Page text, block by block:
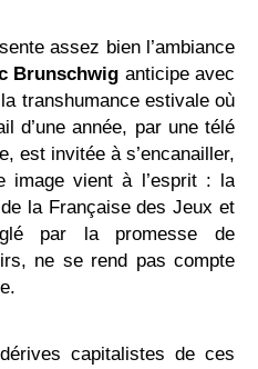
assez bien l’ambiance
Brunschwig anticipe avec
transhumance estivale où
d’une année, par une télé
est invitée à s’encanailler,
image vient à l’esprit : la
la Française des Jeux et
par la promesse de
ne se rend pas compte
capitalistes de ces